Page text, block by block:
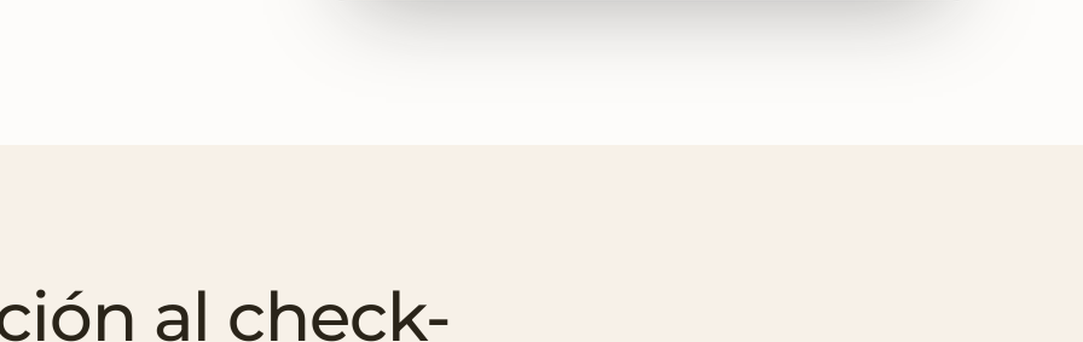
al check-